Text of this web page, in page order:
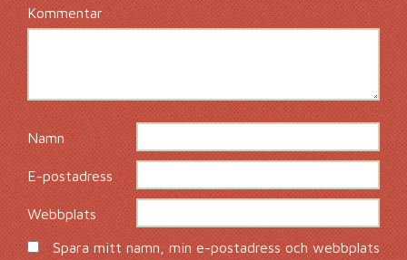
Kommentar*
Namn*
E-postadress*
Webbplats
Spara mitt namn, min e-postadress och webbplats